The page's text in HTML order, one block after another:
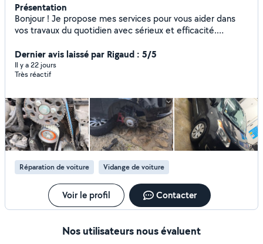
Présentation
Bonjour ! Je propose mes services pour vous aider dans
vos travaux du quotidien avec sérieux et efficacité.
Montage de meubles (dont cuisines) Fixation TV
Installation d'électroménager Expérience : Je travaille dans
le transport, ce qui m'apporte rigueur et organisation au
meubles, notamment des meubles IKEA que je connais
très bien, ainsi que l'installation d'équipements
électroménagers (Samsung, etc.). Sérieux et appliqué
Travail soigné Disponible et à l'écoute N'hésitez pas à me
contacter pour toute demande, je serai ravi de vous aider
! À bientôt
Dernier avis laissé par Rigaud : 5/5
Il y a 22 jours
Très réactif
Réparation de voiture Vidange de voiture
Voir le profil Contacter
Nos utilisateurs nous évaluent